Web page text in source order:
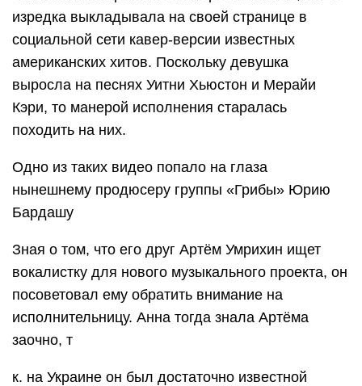
изредка выкладывала на своей странице в
социальной сети кавер-версии известных
американских хитов. Поскольку девушка
выросла на песнях Уитни Хьюстон и Мерайи
Кэри, то манерой исполнения старалась
походить на них.
Одно из таких видео попало на глаза
нынешнему продюсеру группы «Грибы» Юрию
Бардашу
Зная о том, что его друг Артём Умрихин ищет
вокалистку для нового музыкального проекта, он
посоветовал ему обратить внимание на
исполнительницу. Анна тогда знала Артёма
заочно, т
к. на Украине он был достаточно известной